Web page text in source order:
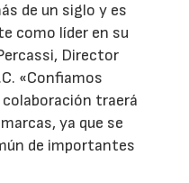
de un siglo y es
como líder en su
Director
«Confiamos
traerá
ya que se
de importantes